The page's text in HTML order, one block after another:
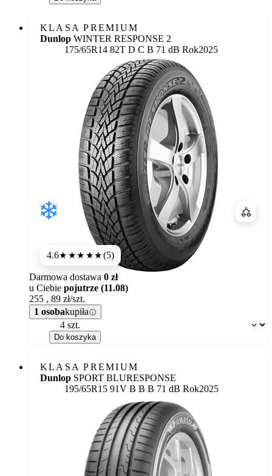
KLASA PREMIUM
Dunlop WINTER RESPONSE 2
175/65R14 82T Etykieta:
D C B 71 dB Rok2025
4.6★★★★★(5)
Dostępność:
Darmowa dostawa 0 zł
u Ciebie pojutrze (11.08)
255 , 89 zł/szt.
1 osobakupiła
Do koszyka
KLASA PREMIUM
Dunlop SPORT BLURESPONSE
195/65R15 91V Etykieta:
B B B 71 dB Rok2025